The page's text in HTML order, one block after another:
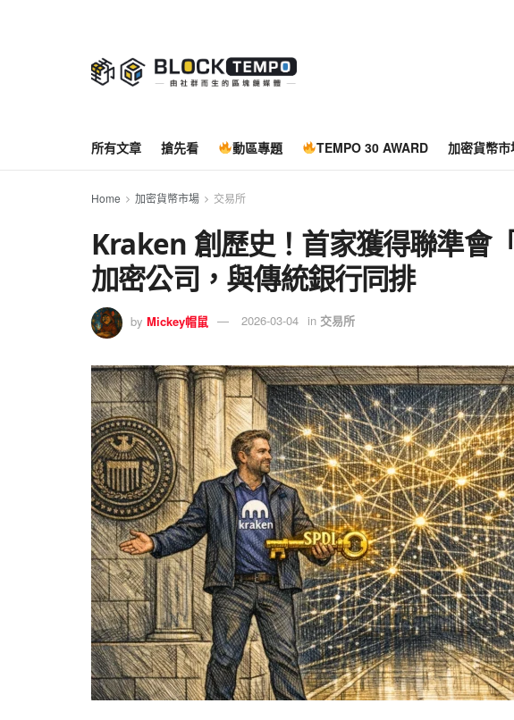
所有文章 搶先看 動區專題 TEMPO 30 AWARD 加密貨幣市
Home 加密貨幣市場 交易所
Kraken 創歷史！首家獲得聯準會
加密公司，與傳統銀行同排
by Mickey帽鼠 2026-03-04 in 交易所